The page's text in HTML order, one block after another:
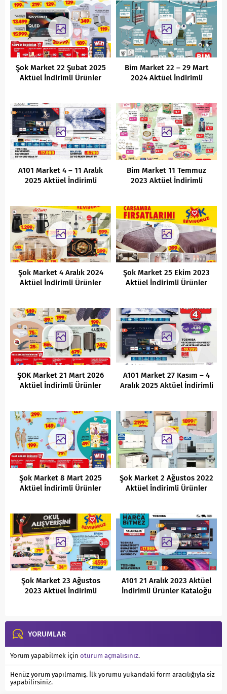
Şok Market 22 Şubat 2025
Aktüel İndirimli Ürünler
Bim Market 22 – 29 Mart
2024 Aktüel İndirimli
A101 Market 4 – 11 Aralık
2025 Aktüel İndirimli
Bim Market 11 Temmuz
2023 Aktüel İndirimli
Şok Market 4 Aralık 2024
Aktüel İndirimli Ürünler
Şok Market 25 Ekim 2023
Aktüel İndirimli Ürünler
ŞOK Market 21 Mart 2026
Aktüel İndirimli Ürünler
A101 Market 27 Kasım – 4
Aralık 2025 Aktüel İndirimli
Şok Market 8 Mart 2025
Aktüel İndirimli Ürünler
Şok Market 2 Ağustos 2022
Aktüel İndirimli Ürünler
Şok Market 23 Ağustos
2023 Aktüel İndirimli
A101 21 Aralık 2023 Aktüel
İndirimli Ürünler Kataloğu
YORUMLAR
Yorum yapabilmek için oturum açmalısınız.
Henüz yorum yapılmamış. İlk yorumu yukarıdaki form aracılığıyla siz
yapabilirsiniz.